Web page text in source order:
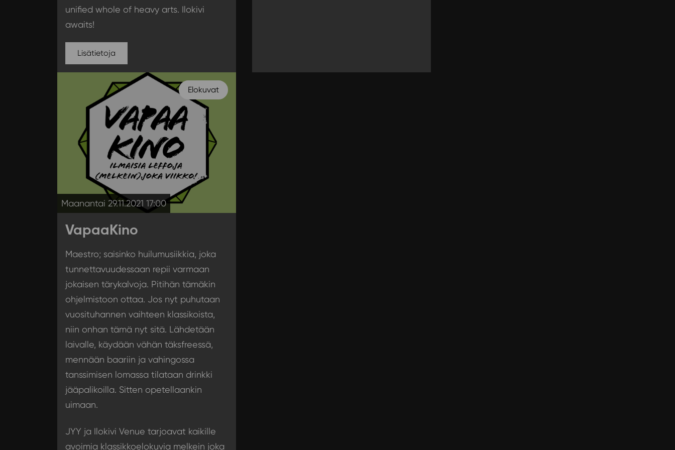
unified whole of heavy arts. Ilokivi
awaits!
Lisätietoja
Elokuvat
Maanantai 29.11.2021 17:00
VapaaKino
Maestro; saisinko huilumusiikkia, joka
tunnettavuudessaan repii varmaan
jokaisen tärykalvoja. Pitihän tämäkin
ohjelmistoon ottaa. Jos nyt puhutaan
vuosituhannen vaihteen klassikoista,
niin onhan tämä nyt sitä. Lähdetään
laivalle, käydään vähän täksfreessä,
mennään baariin ja vahingossa
tanssimisen lomassa tilataan drinkki
jääpalikoilla. Sitten opetellaankin
uimaan.
JYY ja Ilokivi Venue tarjoavat kaikille
avoimia klassikkoelokuvia melkein joka